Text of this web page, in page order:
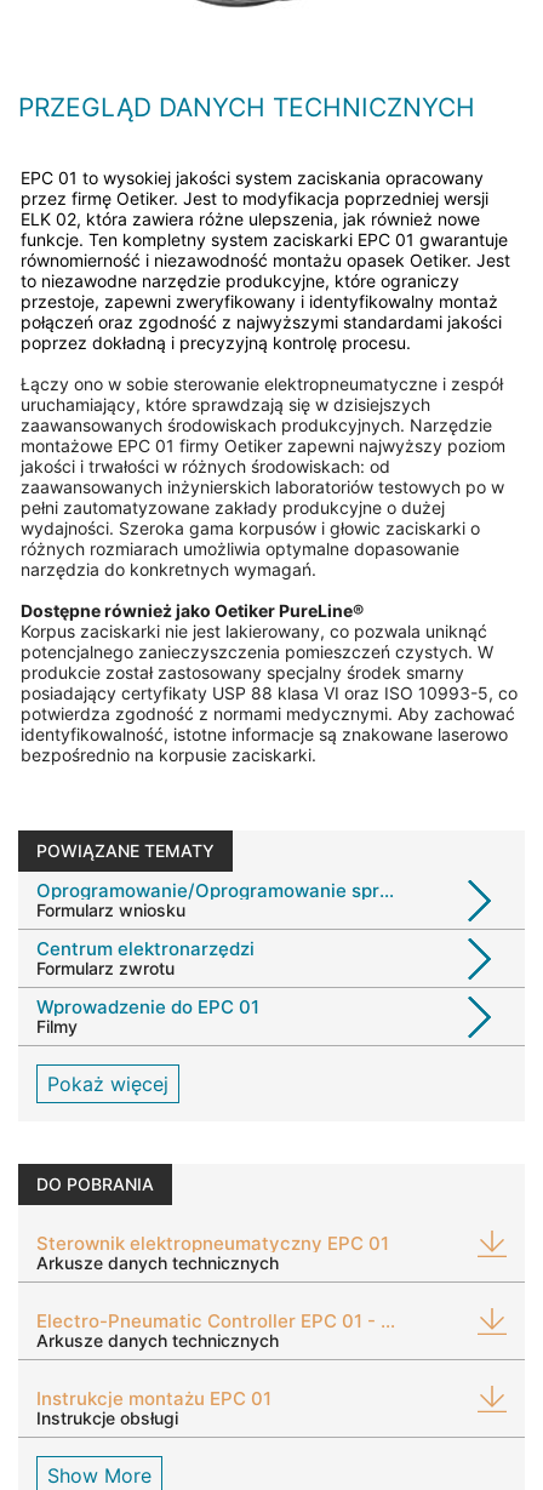
PRZEGLĄD DANYCH TECHNICZNYCH
EPC 01 to wysokiej jakości system zaciskania opracowany
przez firmę Oetiker. Jest to modyfikacja poprzedniej wersji
ELK 02, która zawiera różne ulepszenia, jak również nowe
funkcje. Ten kompletny system zaciskarki EPC 01 gwarantuje
równomierność i niezawodność montażu opasek Oetiker. Jest
to niezawodne narzędzie produkcyjne, które ograniczy
przestoje, zapewni zweryfikowany i identyfikowalny montaż
połączeń oraz zgodność z najwyższymi standardami jakości
poprzez dokładną i precyzyjną kontrolę procesu.
Łączy ono w sobie sterowanie elektropneumatyczne i zespół
uruchamiający, które sprawdzają się w dzisiejszych
zaawansowanych środowiskach produkcyjnych. Narzędzie
montażowe EPC 01 firmy Oetiker zapewni najwyższy poziom
jakości i trwałości w różnych środowiskach: od
zaawansowanych inżynierskich laboratoriów testowych po w
pełni zautomatyzowane zakłady produkcyjne o dużej
wydajności. Szeroka gama korpusów i głowic zaciskarki o
różnych rozmiarach umożliwia optymalne dopasowanie
narzędzia do konkretnych wymagań.
Dostępne również jako Oetiker PureLine®
Korpus zaciskarki nie jest lakierowany, co pozwala uniknąć
potencjalnego zanieczyszczenia pomieszczeń czystych. W
produkcie został zastosowany specjalny środek smarny
posiadający certyfikaty USP 88 klasa VI oraz ISO 10993-5, co
potwierdza zgodność z normami medycznymi. Aby zachować
identyfikowalność, istotne informacje są znakowane laserowo
bezpośrednio na korpusie zaciskarki.
POWIĄZANE TEMATY
Oprogramowanie/Oprogramowanie sprzętowe
Formularz wniosku
Centrum elektronarzędzi
Formularz zwrotu
Wprowadzenie do EPC 01
Filmy
Pokaż więcej
DO POBRANIA
Sterownik elektropneumatyczny EPC 01
Arkusze danych technicznych
Electro-Pneumatic Controller EPC 01 - Medical Grade
Arkusze danych technicznych
Instrukcje montażu EPC 01
Instrukcje obsługi
Show More